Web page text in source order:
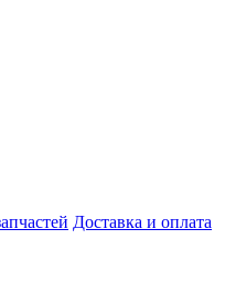
Доставка и оплата